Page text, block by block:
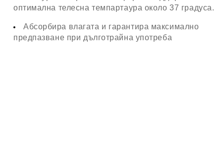
оптимална телесна темпартаура около 37 градуса.
Абсорбира влагата и гарантира максимално
предпазване при дълготрайна употреба